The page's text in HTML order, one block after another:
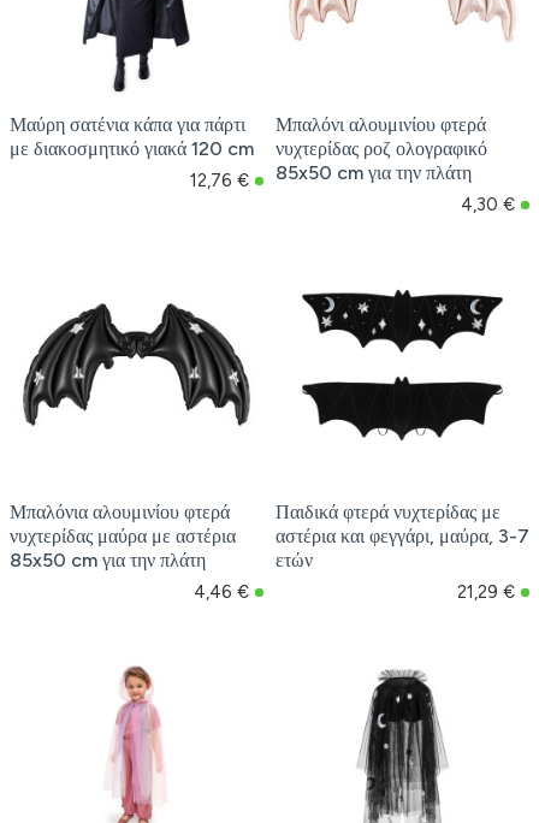
Μαύρη σατένια κάπα για πάρτι
με διακοσμητικό γιακά 120 cm
12,76 €
Μπαλόνι αλουμινίου φτερά
νυχτερίδας ροζ ολογραφικό
85x50 cm για την πλάτη
4,30 €
Μπαλόνια αλουμινίου φτερά
νυχτερίδας μαύρα με αστέρια
85x50 cm για την πλάτη
4,46 €
Παιδικά φτερά νυχτερίδας με
αστέρια και φεγγάρι, μαύρα, 3-7
ετών
21,29 €